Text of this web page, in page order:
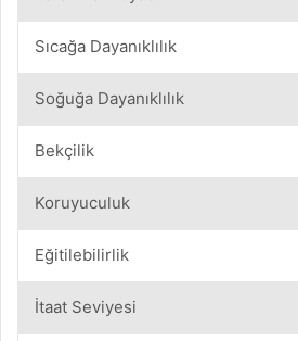
Sıcağa Dayanıklılık
Soğuğa Dayanıklılık
Bekçilik
Koruyuculuk
Eğitilebilirlik
İtaat Seviyesi